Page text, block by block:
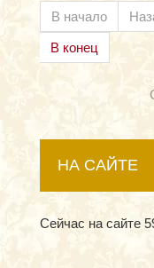
В начало
В конец
НА САЙТЕ
Сейчас на сайте